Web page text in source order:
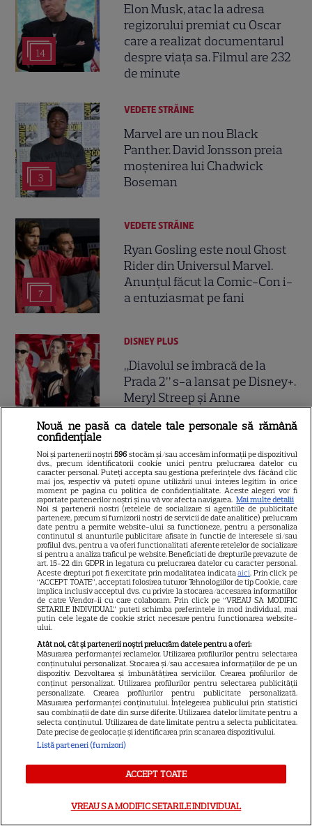
14
Elon Musk, atac la adresa
regizorului premiat cu Oscar
care a realizat documentarul
despre viața sa. Filmul are 232
de minute
3
VEDETE STRĂINE
Marvel are un nou Black
Panther. David Jonsson preia
moștenirea lui Chadwick
Boseman
7
VEDETE STRĂINE
Ryan Gosling este noul Ghost
Rider din Universul Marvel.
Anunțul făcut la Comic-Con i-
a entuziasmat pe fani
DISNEY PLUS
„Diavolul se îmbracă de la
Prada 2” s-a lansat pe Disney+.
Meryl Streep și Anne
Runway
9
VEDETE STRĂINE
Meryl Streep, gest
impresionant pentru Anne
Hathaway și Emily Blunt la
„Diavolul se îmbracă de la
Prada 2”. Ce salarii ar fi primit
actrițele
13
VEDETE STRĂINE
pentru noul său film! Ce
promisiune a făcut actorul
după momentele virale în care
a făcut senzație prin dans
SKYSHOWTIME
Scott Thomas, din nou mamă
Mother's Wedding”. Când
apare filmul pe SkyShowtime
Nouă ne pasă ca datele tale personale să rămână
confidențiale
Noi și partenerii noștri596 stocăm și/sau accesăm informații pe dispozitivul
dvs., precum identificatorii cookie unici pentru prelucrarea datelor cu
caracter personal. Puteți accepta sau gestiona preferințele dvs. făcând clic
mai jos, respectiv vă puteți opune utilizării unui interes legitim în orice
moment pe pagina cu politica de confidențialitate. Aceste alegeri vor fi
raportate partenerilor noștri și nu vă vor afecta navigarea. Mai multe detalii
Noi si partenerii nostri (retelele de socializare si agentiile de publicitate
partenere, precum si furnizorii nostri de servicii de date analitice) prelucram
date pentru a permite website-ului sa functioneze, pentru a personaliza
continutul si anunturile publicitare afisate in functie de interesele si/sau
profilul dvs., pentru a va oferi functionalitati aferente retelelor de socializare
si pentru a analiza traficul pe website. Beneficiati de drepturile prevazute de
art. 15-22 din GDPR in legatura cu prelucrarea datelor cu caracter personal.
Aceste drepturi pot fi exercitate prin modalitatea indicataaici. Prin click pe
“ACCEPT TOATE”, acceptati folosirea tuturor Tehnologiilor de tip Cookie, care
implica inclusiv acceptul dvs. cu privire la stocarea/accesarea informatiilor
de catre Vendor-ii cu care colaboram. Prin click pe “VREAU SA MODIFIC
SETARILE INDIVIDUAL” puteti schimba preferintele in mod individual, mai
putin cele legate de cookie strict necesare pentru functionarea website-
ului.
Atât noi, cât și partenerii noștri prelucrăm datele pentru a oferi:
Măsurarea performanței reclamelor. Utilizarea profilurilor pentru selectarea
conținutului personalizat. Stocarea și/sau accesarea informațiilor de pe un
dispozitiv. Dezvoltarea și îmbunătățirea serviciilor. Crearea profilurilor de
conținut personalizat. Utilizarea profilurilor pentru selectarea publicității
personalizate. Crearea profilurilor pentru publicitate personalizată.
Măsurarea performanței conținutului. Înțelegerea publicului prin statistici
sau combinații de date din surse diferite. Utilizarea datelor limitate pentru a
selecta conținutul. Utilizarea de date limitate pentru a selecta publicitatea.
Date precise de geolocație și identificarea prin scanarea dispozitivului.
Listă parteneri (furnizori)
ACCEPT TOATE
VREAU SA MODIFIC SETARILE INDIVIDUAL